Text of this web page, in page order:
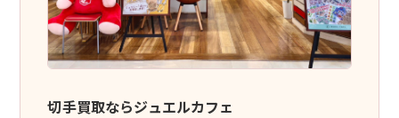
切手買取ならジュエルカフェ